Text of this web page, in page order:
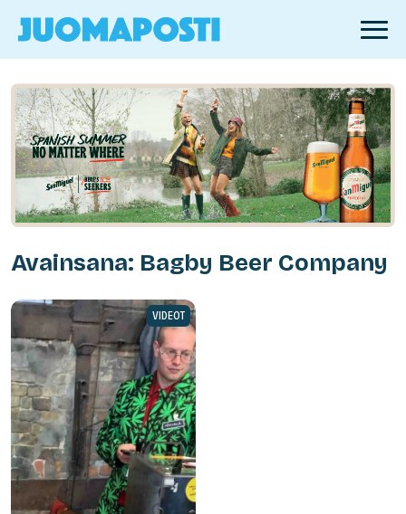
Avainsana: Bagby Beer Company
VIDEOT